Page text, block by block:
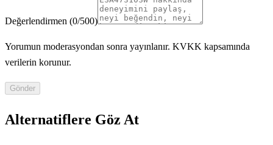
Değerlendirmen (0/500)
Yorumun moderasyondan sonra yayınlanır. KVKK kapsamında
verilerin korunur.
Gönder
Alternatiflere Göz At